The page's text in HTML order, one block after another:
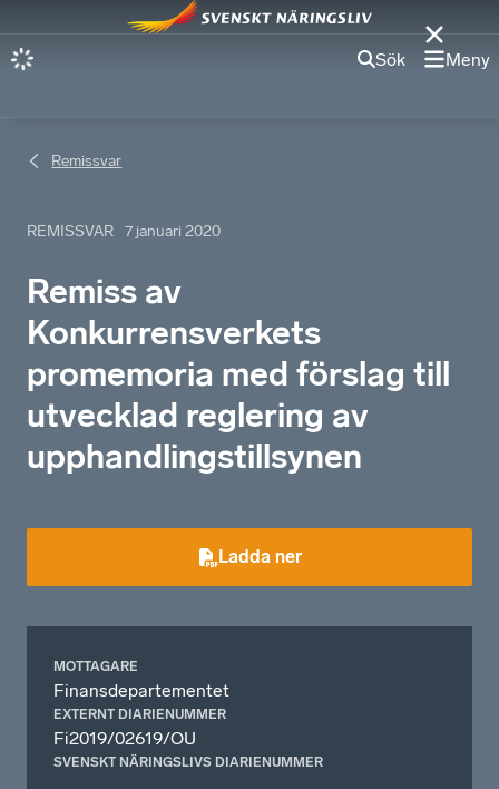
Sök Meny
Remissvar
REMISSVAR 7 januari 2020
Remiss av
Konkurrensverkets
promemoria med förslag till
utvecklad reglering av
upphandlingstillsynen
Ladda ner
MOTTAGARE
Finansdepartementet
EXTERNT DIARIENUMMER
Fi2019/02619/OU
SVENSKT NÄRINGSLIVS DIARIENUMMER